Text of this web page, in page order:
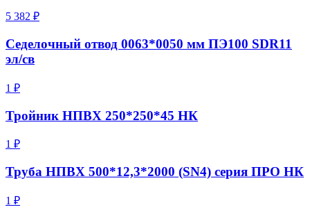
5 382 ₽
Седелочный отвод 0063*0050 мм ПЭ100 SDR11
эл/св
1 ₽
Тройник НПВХ 250*250*45 НК
1 ₽
Труба НПВХ 500*12,3*2000 (SN4) серия ПРО НК
1 ₽